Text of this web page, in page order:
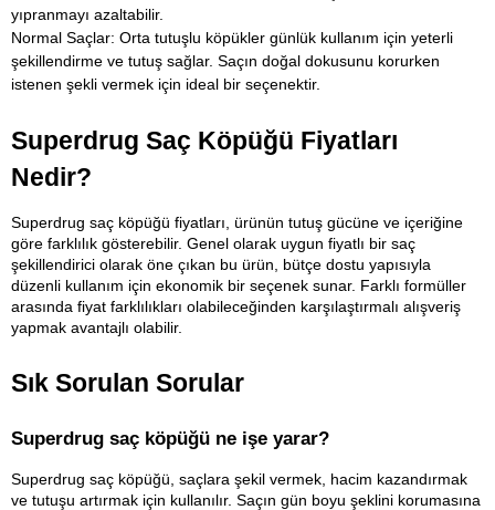
yıpranmayı azaltabilir.
Normal Saçlar: Orta tutuşlu köpükler günlük kullanım için yeterli
şekillendirme ve tutuş sağlar. Saçın doğal dokusunu korurken
istenen şekli vermek için ideal bir seçenektir.
Superdrug Saç Köpüğü Fiyatları
Nedir?
Superdrug saç köpüğü fiyatları, ürünün tutuş gücüne ve içeriğine
göre farklılık gösterebilir. Genel olarak uygun fiyatlı bir saç
şekillendirici olarak öne çıkan bu ürün, bütçe dostu yapısıyla
düzenli kullanım için ekonomik bir seçenek sunar. Farklı formüller
arasında fiyat farklılıkları olabileceğinden karşılaştırmalı alışveriş
yapmak avantajlı olabilir.
Sık Sorulan Sorular
Superdrug saç köpüğü ne işe yarar?
Superdrug saç köpüğü, saçlara şekil vermek, hacim kazandırmak
ve tutuşu artırmak için kullanılır. Saçın gün boyu şeklini korumasına